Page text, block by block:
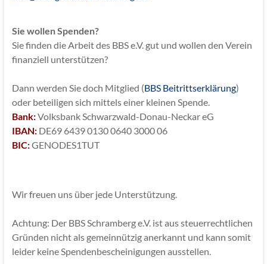
Sie wollen Spenden?
Sie finden die Arbeit des BBS e.V. gut und wollen den Verein
finanziell unterstützen?
Dann werden Sie doch Mitglied (BBS Beitrittserklärung)
oder beteiligen sich mittels einer kleinen Spende.
Bank:Volksbank Schwarzwald-Donau-Neckar eG
IBAN: DE69 6439 0130 0640 3000 06
BIC:GENODES1TUT
Wir freuen uns über jede Unterstützung.
Achtung: Der BBS Schramberg e.V. ist aus steuerrechtlichen
Gründen nicht als gemeinnützig anerkannt und kann somit
leider keine Spendenbescheinigungen ausstellen.